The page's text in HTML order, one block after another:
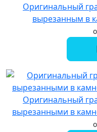
Оригинальный
вырезанным в
Оригинальный
вырезанными в